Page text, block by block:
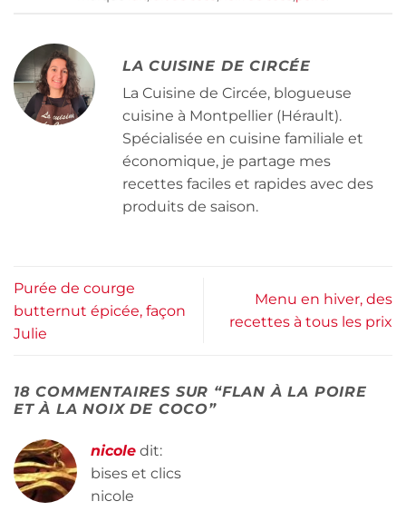
LA CUISINE DE CIRCÉE
La Cuisine de Circée, blogueuse
cuisine à Montpellier (Hérault).
Spécialisée en cuisine familiale et
économique, je partage mes
recettes faciles et rapides avec des
produits de saison.
Purée de courge
butternut épicée, façon
Julie
Menu en hiver, des
recettes à tous les prix
18 COMMENTAIRES SUR “FLAN À LA POIRE
ET À LA NOIX DE COCO”
nicole dit:
bises et clics
nicole